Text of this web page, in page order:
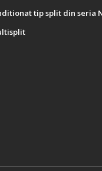
tip split din seria